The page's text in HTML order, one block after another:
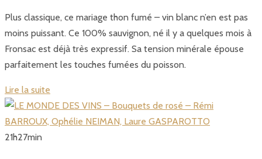
Plus classique, ce mariage thon fumé – vin blanc n’en est pas
moins puissant. Ce 100% sauvignon, né il y a quelques mois à
Fronsac est déjà très expressif. Sa tension minérale épouse
parfaitement les touches fumées du poisson.
Lire la suite
21h27min